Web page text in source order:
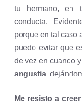
tu hermano, en
conducta.
porque en tal caso
puedo evitar que
de vez en cuando
angustia,
Me resisto a